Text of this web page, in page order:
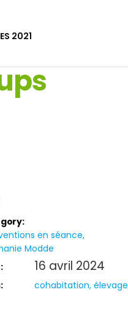
2021
en séance
Modde
16 avril 2024
cohabitation élevage